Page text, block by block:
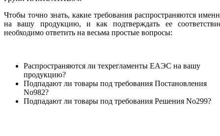
Чтобы точно знать, какие требования распространяются
на вашу продукцию, и как подтверждать ее
необходимо ответить на весьма простые вопросы:
Распространяются ли техрегламенты ЕАЭС на вашу
продукцию?
Подпадают ли товары под требования Постановления
No982?
Подпадают ли товары под требования Решения No299?